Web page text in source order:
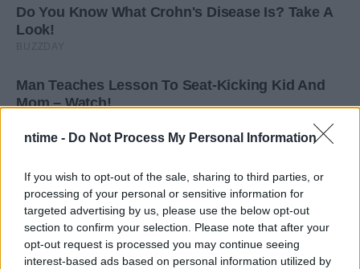
ntime - Do Not Process My Personal Information
If you wish to opt-out of the sale, sharing to third parties, or
processing of your personal or sensitive information for
targeted advertising by us, please use the below opt-out
section to confirm your selection. Please note that after your
opt-out request is processed you may continue seeing
interest-based ads based on personal information utilized by